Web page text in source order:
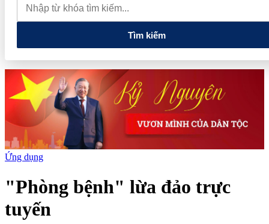
doanh, tìm kiếm doanh nghiệp tiêu biểu trên toàn quốc
các cửa hàng rau củ quả sạch tại Hà Nội
Tìm kiếm
Ứng dụng
"Phòng bệnh" lừa đảo trực
tuyến